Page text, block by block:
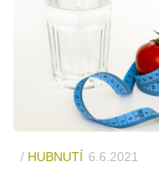
/ HUBNUTÍ 6.6.2021